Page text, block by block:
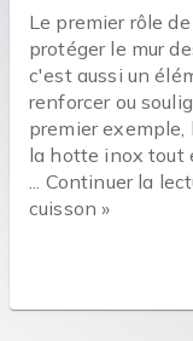
Le premier rôle
protéger le mur
c'est aussi un
renforcer ou
premier exemple,
la hotte inox tout
... Continuer la
cuisson »